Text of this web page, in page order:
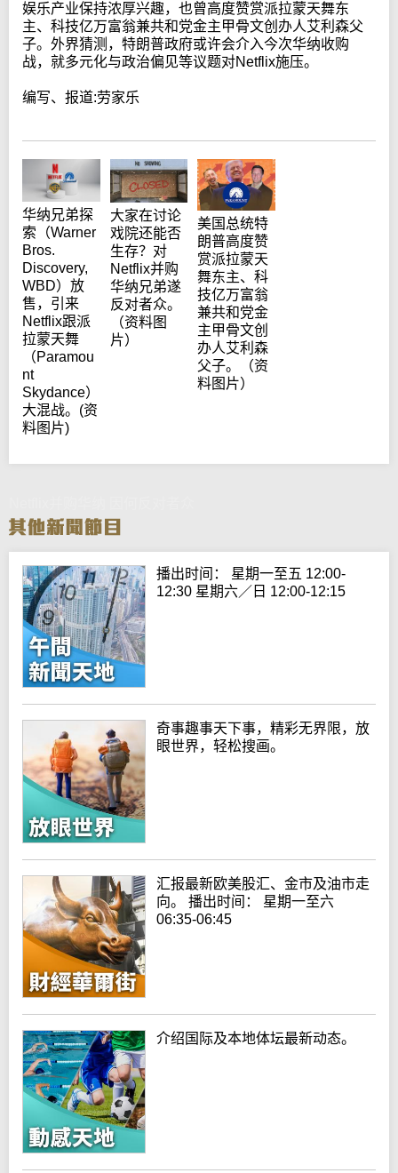
娱乐产业保持浓厚兴趣，也曾高度赞赏派拉蒙天舞东
主、科技亿万富翁兼共和党金主甲骨文创办人艾利森父
子。外界猜测，特朗普政府或许会介入今次华纳收购
战，就多元化与政治偏见等议题对Netflix施压。
编写、报道:劳家乐
华纳兄弟探
索（Warner
Bros.
Discovery,
WBD）放
售，引来
Netflix跟派
拉蒙天舞
（Paramou
nt
Skydance）
大混战。(资
料图片)
大家在讨论
戏院还能否
生存？对
Netflix并购
华纳兄弟遂
反对者众。
（资料图
片）
美国总统特
朗普高度赞
赏派拉蒙天
舞东主、科
技亿万富翁
兼共和党金
主甲骨文创
办人艾利森
父子。（资
料图片）
播出时间： 星期一至五 12:00-
12:30 星期六／日 12:00-12:15
奇事趣事天下事，精彩无界限，放
眼世界，轻松搜画。
汇报最新欧美股汇、金市及油市走
向。 播出时间： 星期一至六
06:35-06:45
介绍国际及本地体坛最新动态。